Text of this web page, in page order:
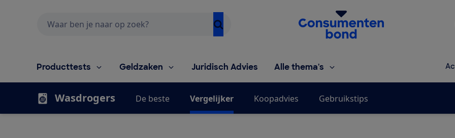
Homepage van de Consumentenbond
Producttests Geldzaken Juridisch Advies Alle thema's
Wasdrogers De beste Vergelijker Koopadvies Gebruikstips